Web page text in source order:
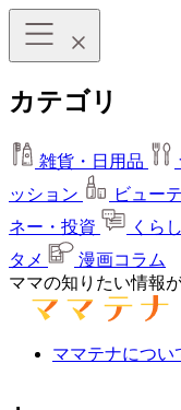
カテゴリ
雑貨・日用品
ッション
ビュー
ネー・投資
くら
タメ
漫画コラム
ママの知りたい情報
ママテナについ